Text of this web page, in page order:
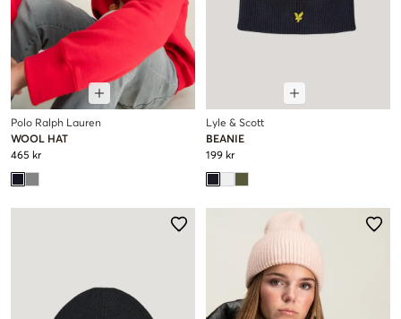
Polo Ralph Lauren
WOOL HAT
465 kr
Lyle & Scott
BEANIE
199 kr